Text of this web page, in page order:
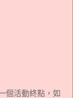
個活動終點，如